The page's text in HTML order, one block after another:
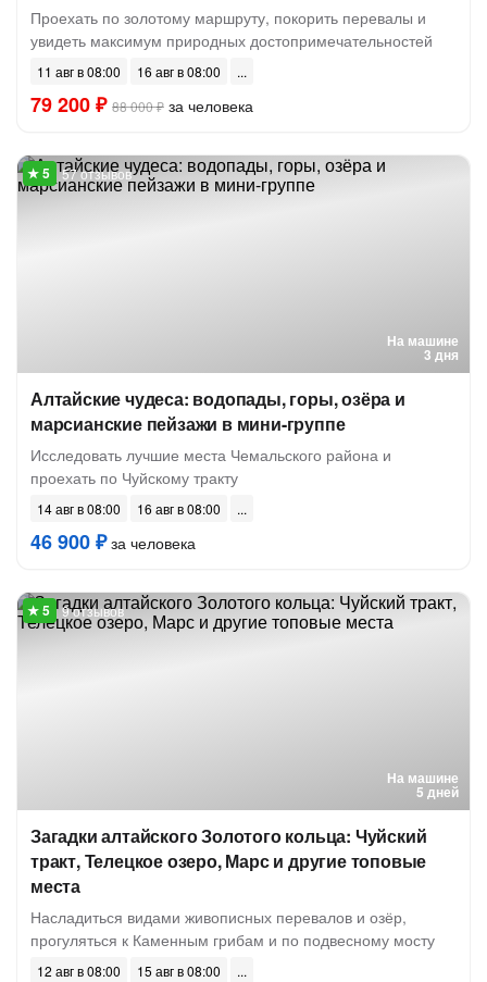
Проехать по золотому маршруту, покорить перевалы и
увидеть максимум природных достопримечательностей
11 авг в 08:00 16 авг в 08:00
79 200 ₽ 88 000 ₽ за человека
На машине
3 дня
57 отзывов
Алтайские чудеса: водопады, горы, озёра и
марсианские пейзажи в мини-группе
Исследовать лучшие места Чемальского района и
проехать по Чуйскому тракту
14 авг в 08:00 16 авг в 08:00
46 900 ₽за человека
На машине
5 дней
9 отзывов
Загадки алтайского Золотого кольца: Чуйский
тракт, Телецкое озеро, Марс и другие топовые
места
Насладиться видами живописных перевалов и озёр,
прогуляться к Каменным грибам и по подвесному мосту
12 авг в 08:00 15 авг в 08:00